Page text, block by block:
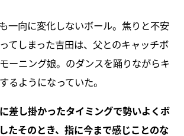
一向に変化しないボール。焦りと不安
てしまった吉田は、父とのキャッチボ
ーニング娘。のダンスを踊りながらキ
るようになっていた。
差し掛かったタイミングで勢いよくボ
たそのとき、指に今まで感じことのな